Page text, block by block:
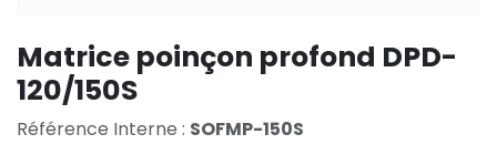
Matrice poinçon profond DPD-
120/150S
Référence Interne : SOFMP-150S